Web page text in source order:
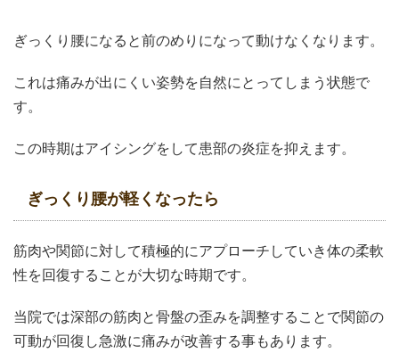
ぎっくり腰になると前のめりになって動けなくなります。
これは痛みが出にくい姿勢を自然にとってしまう状態で
す。
この時期はアイシングをして患部の炎症を抑えます。
ぎっくり腰が軽くなったら
筋肉や関節に対して積極的にアプローチしていき体の柔軟
性を回復することが大切な時期です。
当院では深部の筋肉と骨盤の歪みを調整することで関節の
可動が回復し急激に痛みが改善する事もあります。